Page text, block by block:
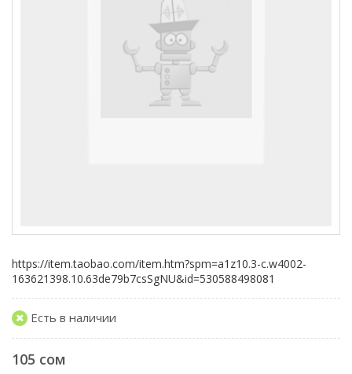
https://item.taobao.com/item.htm?spm=a1z10.3-c.w4002-
163621398.10.63de79b7csSgNU&id=530588498081
Есть в наличии
105 сом